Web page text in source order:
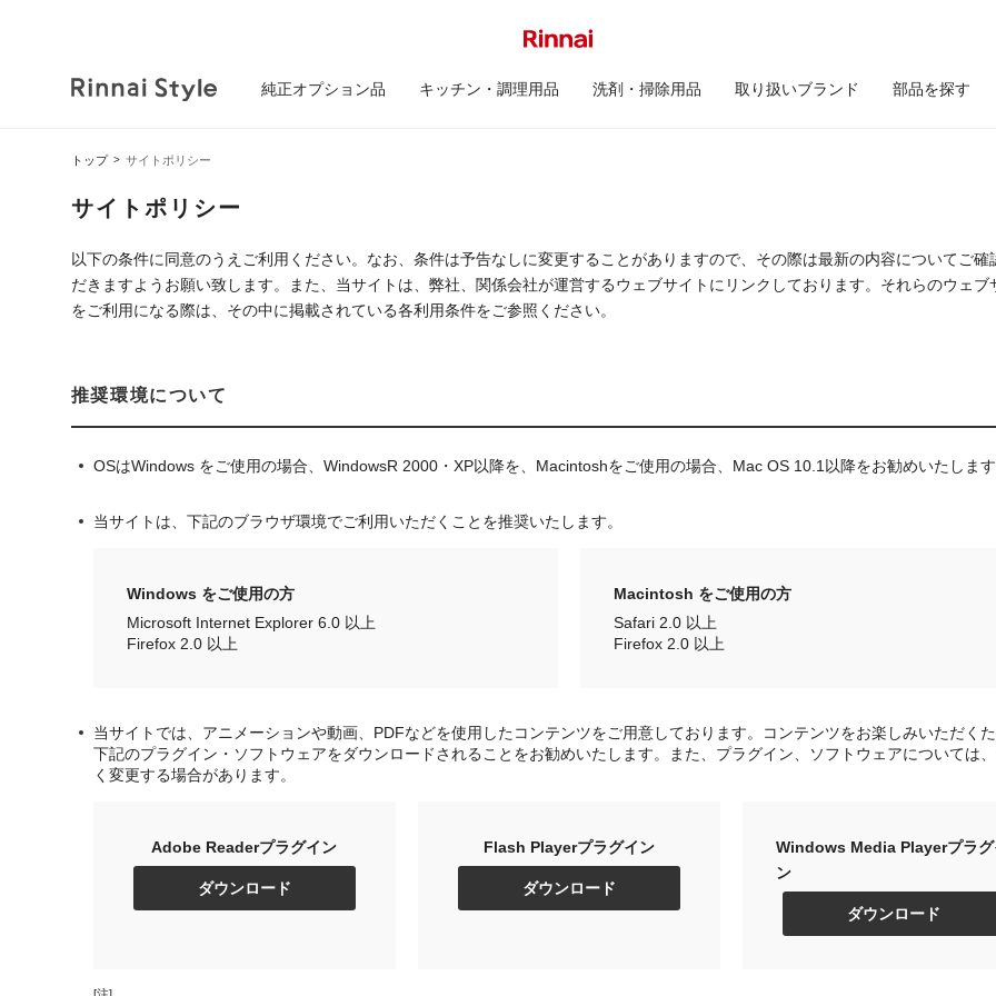
純正オプション品 キッチン・調理用品 洗剤・掃除用品 取り扱いブランド 部品を探す
トップ サイトポリシー
サイトポリシー
以下の条件に同意のうえご利用ください。なお、条件は予告なしに変更することがありますので、その際は最新の内容についてご確
だきますようお願い致します。また、当サイトは、弊社、関係会社が運営するウェブサイトにリンクしております。それらのウェブ
をご利用になる際は、その中に掲載されている各利用条件をご参照ください。
推奨環境について
OSはWindows をご使用の場合、WindowsR 2000・XP以降を、Macintoshをご使用の場合、Mac OS 10.1以降をお勧めいたします
当サイトは、下記のブラウザ環境でご利用いただくことを推奨いたします。
Windows をご使用の方
Microsoft Internet Explorer 6.0 以上
Firefox 2.0 以上
Macintosh をご使用の方
Safari 2.0 以上
Firefox 2.0 以上
当サイトでは、アニメーションや動画、PDFなどを使用したコンテンツをご用意しております。コンテンツをお楽しみいただくた
下記のプラグイン・ソフトウェアをダウンロードされることをお勧めいたします。また、プラグイン、ソフトウェアについては
く変更する場合があります。
Adobe Readerプラグイン
ダウンロード
Flash Playerプラグイン
ダウンロード
Windows Media Playerプラグ
ン
ダウンロード